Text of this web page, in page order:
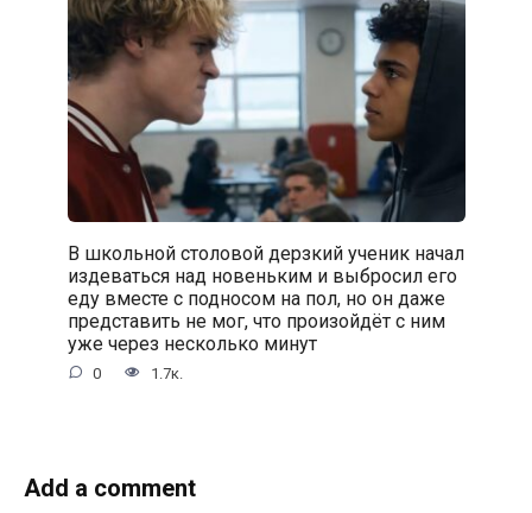
В школьной столовой дерзкий ученик начал
издеваться над новеньким и выбросил его
еду вместе с подносом на пол, но он даже
представить не мог, что произойдёт с ним
уже через несколько минут
0 1.7к.
Add a comment